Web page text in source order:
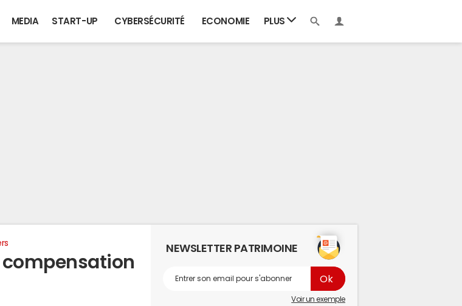
MEDIA START-UP CYBERSÉCURITÉ ECONOMIE PLUS
compensation
NEWSLETTER PATRIMOINE
Voir un exemple